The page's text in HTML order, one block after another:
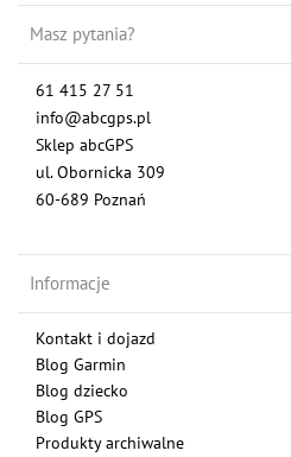
Masz pytania?
61 415 27 51
info@abcgps.pl
Sklep abcGPS
ul. Obornicka 309
60-689 Poznań
Informacje
Kontakt i dojazd
Blog Garmin
Blog dziecko
Blog GPS
Produkty archiwalne